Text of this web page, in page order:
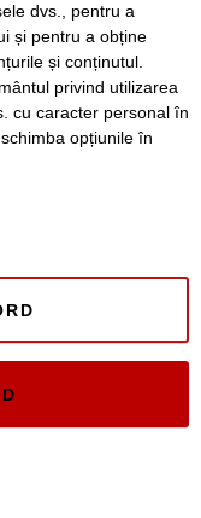
dvs., pentru a
și pentru a obține
și conținutul.
privind utilizarea
cu caracter personal în
opțiunile în